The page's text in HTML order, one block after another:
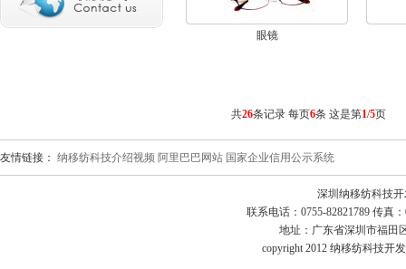
眼镜
共26条记录 每页6条 这是第1/5页
友情链接： 纳移纺科技介绍视频 阿里巴巴网站 国家企业信用公示系统
深圳纳移纺科技
联系电话：0755-82821789 传真：
地址：广东省深圳市福田
copyright 2012 纳移纺科技开